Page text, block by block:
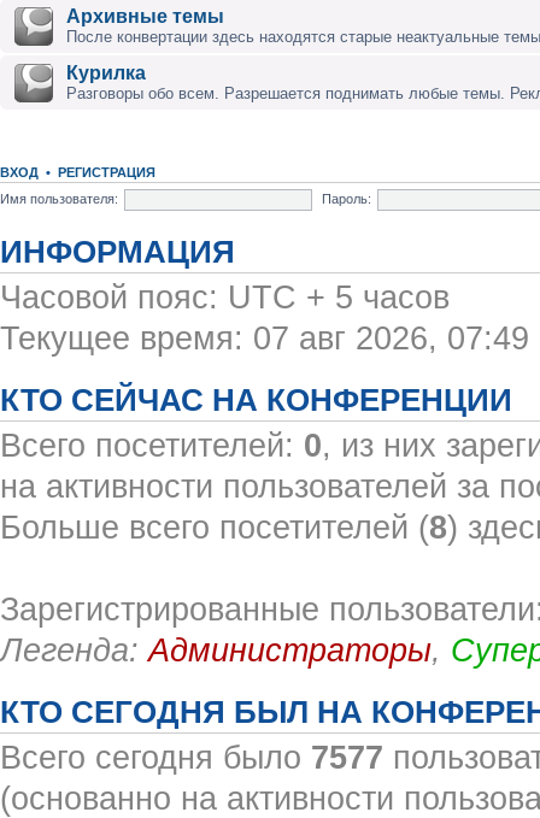
Архивные темы
После конвертации здесь находятся старые неактуальные
Курилка
Разговоры обо всем. Разрешается поднимать любые темы.
ВХОД • РЕГИСТРАЦИЯ
Имя пользователя:
Пароль:
ИНФОРМАЦИЯ
Часовой пояс: UTC + 5 часов
Текущее время: 07 авг 2026, 07:49
КТО СЕЙЧАС НА КОНФЕРЕНЦИИ
Всего посетителей: 0, из них
на активности пользователей за
Больше всего посетителей (8)
Зарегистрированные
Легенда:Администраторы,
КТО СЕГОДНЯ БЫЛ НА
Всего сегодня было 7577
(основанно на активности